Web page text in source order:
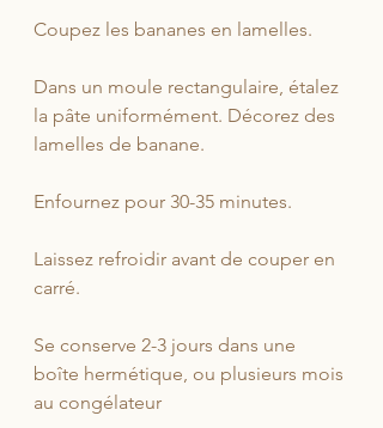
Coupez les bananes en lamelles.
Dans un moule rectangulaire, étalez
la pâte uniformément. Décorez des
lamelles de banane.
Enfournez pour 30-35 minutes.
Laissez refroidir avant de couper en
carré.
Se conserve 2-3 jours dans une
boîte hermétique, ou plusieurs mois
au congélateur